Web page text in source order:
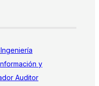
Ingeniería
y
Auditor